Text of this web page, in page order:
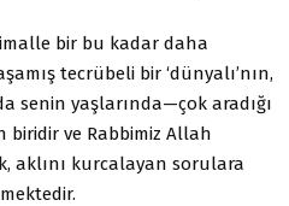
bir bu kadar daha
tecrübeli bir ‘dünyalı’nın,
senin yaşlarında—çok aradığı
biridir ve Rabbimiz Allah
aklını kurcalayan sorulara